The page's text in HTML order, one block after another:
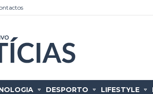
DESPORTO LIFESTYLE